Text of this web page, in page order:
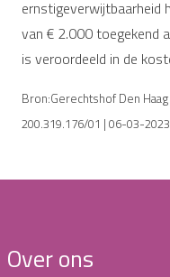
ernstigeverwijtbaarheid
van € 2.000 toegekend
is veroordeeld in de
Bron:Gerechtshof Den
200.319.176/01 | 06-03-2023
Over ons